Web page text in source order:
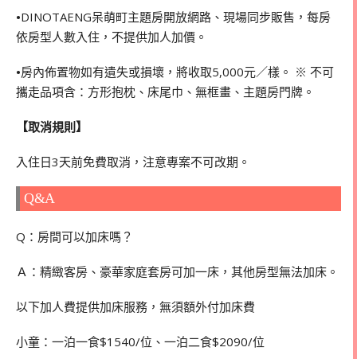
•DINOTAENG呆萌町主題房開放網路、現場同步販售，每房
依房型人數入住，不提供加人加價。
•房內佈置物如有遺失或損壞，將收取5,000元／樣。 ※ 不可
攜走品項含：方形抱枕、床尾巾、無框畫、主題房門牌。
【取消規則】
入住日3天前免費取消， 注意專案不可改期。
Q&A
Q：房間可以加床嗎？
Ａ：精緻客房、豪華家庭套房可加一床，其他房型無法加床。
以下加人費提供加床服務，無須額外付加床費
小童：一泊一食$1540/位、一泊二食$2090/位